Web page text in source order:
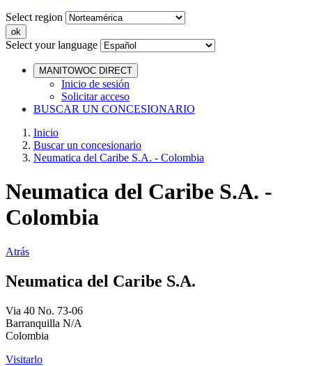
Select region
Select your language
MANITOWOC DIRECT
Inicio de sesión
Solicitar acceso
BUSCAR UN CONCESIONARIO
Inicio
Buscar un concesionario
Neumatica del Caribe S.A. - Colombia
Neumatica del Caribe S.A. -
Colombia
Atrás
Neumatica del Caribe S.A.
Via 40 No. 73-06
Barranquilla N/A
Colombia
Visitarlo